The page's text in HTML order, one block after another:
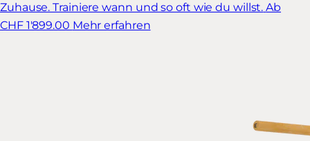
Zuhause. Trainiere wann und so oft wie du willst. Ab
CHF 1'899.00 Mehr erfahren